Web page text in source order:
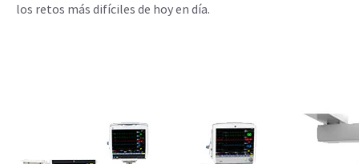
los retos más difíciles de hoy en día.